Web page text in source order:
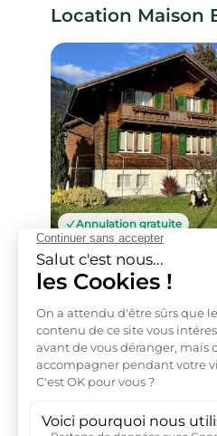
Location Maison
Annulation gratuite
Interlaken, Bern
Location de vacances